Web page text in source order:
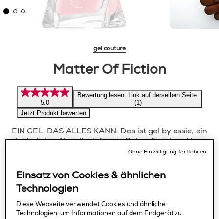
gel couture
Matter Of Fiction
5.0
Bewertung lesen. Link auf derselben Seite.
(1)
Jetzt Produkt bewerten
EIN GEL, DAS ALLES KANN: Das ist gel by essie, ein
gel-ähnlicher Nagellack für ein Salon-Finish zu Hause.
Dieses 2-Schritte Sytem aus Farbe und Topcoat sorgt
UV-Lampe.
Einsatz von Cookies & ähnlichen
Technologien
Diese Webseite verwendet Cookies und ähnliche
Technologien, um Informationen auf dem Endgerät zu
Ohne Einwilligung fortfahren